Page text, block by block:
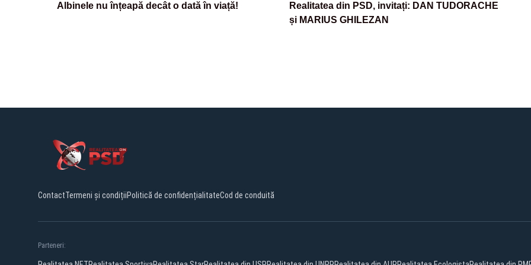
Albinele nu înțeapă decât o dată în viață!
Realitatea din PSD, invitați: DAN TUDORACHE
și MARIUS GHILEZAN
ContactTermeni și condițiiPolitică de confidențialitateCod de conduită
Parteneri: